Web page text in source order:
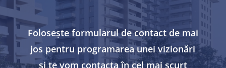
Folosește formularul de contact de mai
jos pentru programarea unei vizionări
și te vom contacta în cel mai scurt